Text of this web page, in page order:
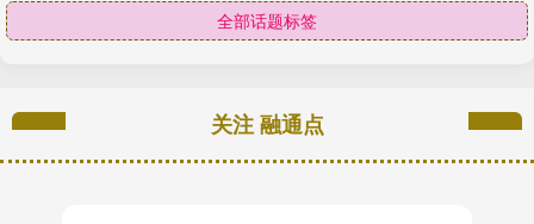
全部话题标签
关注 融通点